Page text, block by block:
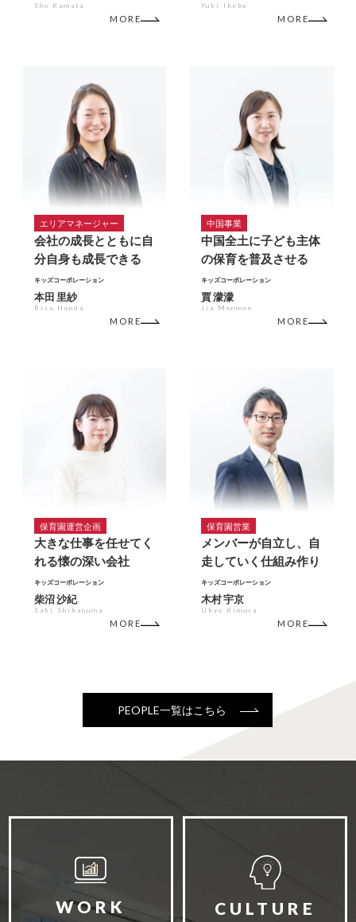
Sho Kamata
MORE
Yuki Ikebe
MORE
エリアマネージャー
会社の成長とともに自
分自身も成長できる
キッズコーポレーション
本田 里紗
Risa Honda
MORE
中国事業
中国全土に子ども主体
の保育を普及させる
キッズコーポレーション
賈 濛濛
Jia Monmon
MORE
保育園運営企画
大きな仕事を任せてく
れる懐の深い会社
キッズコーポレーション
柴沼 沙紀
Saki Shibanuma
MORE
保育園営業
メンバーが自立し、自
走していく仕組み作り
キッズコーポレーション
木村 宇京
Ukyo Kimura
MORE
PEOPLE一覧はこちら